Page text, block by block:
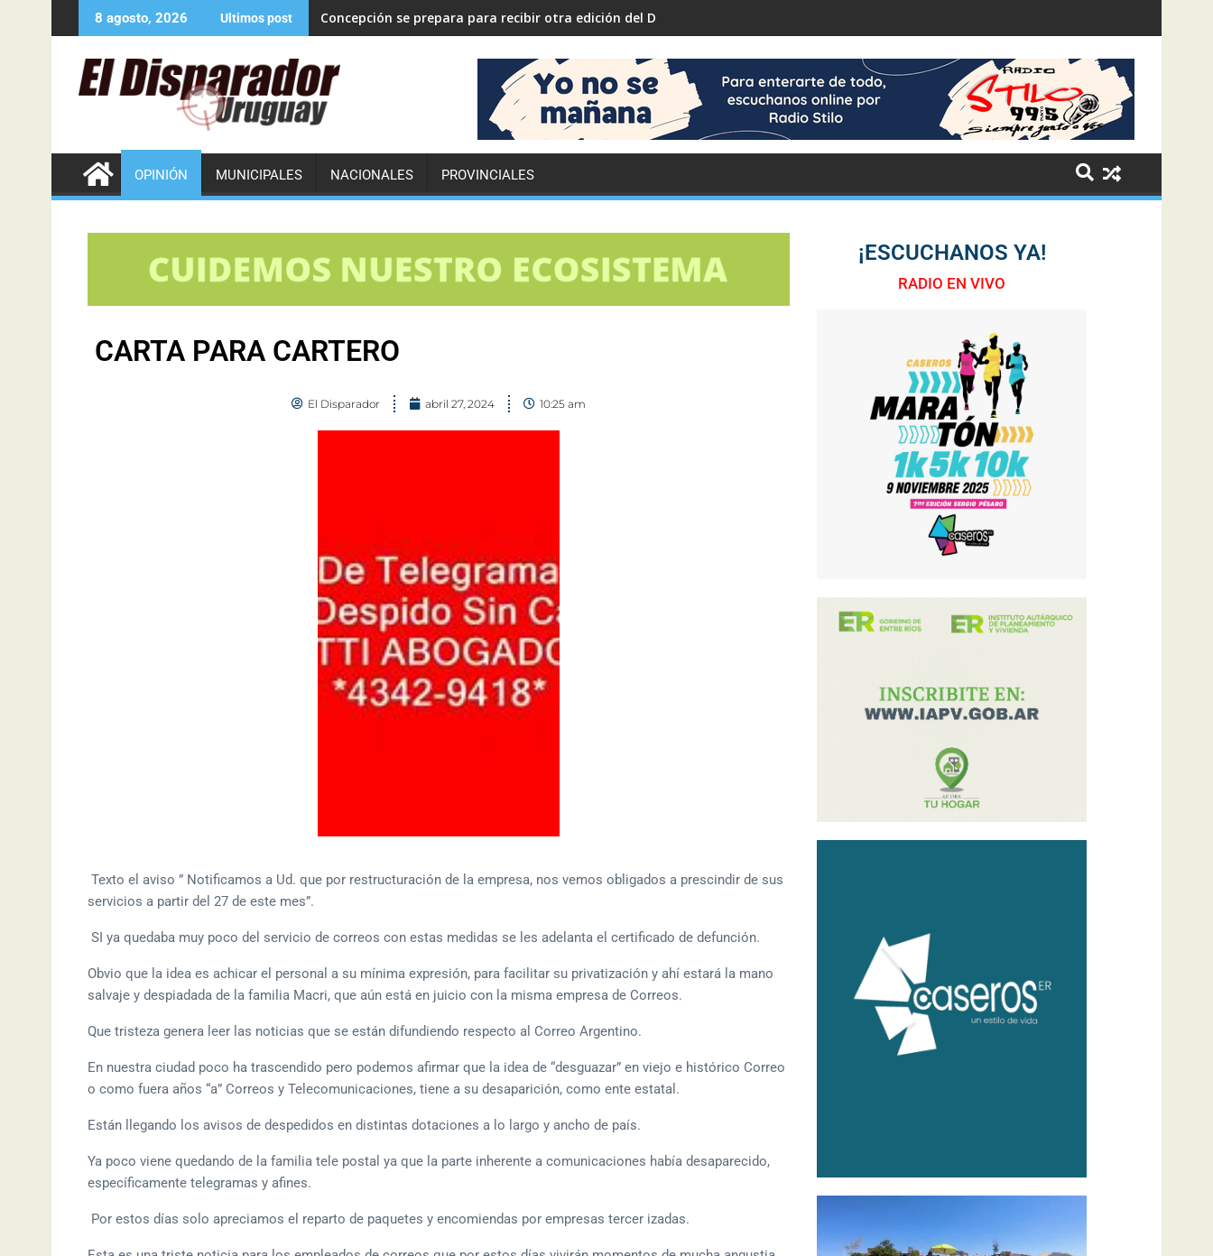
8 agosto, 2026 Ultimos post Concepción se prepara para recibir otra edición del Desafío ECO YPF
OPINIÓN MUNICIPALES NACIONALES PROVINCIALES
CARTA PARA CARTERO
El Disparador abril 27, 2024 10:25 am
Texto el aviso ” Notificamos a Ud. que por restructuración de la empresa, nos vemos obligados a prescindir de sus
servicios a partir del 27 de este mes”.
SI ya quedaba muy poco del servicio de correos con estas medidas se les adelanta el certificado de defunción.
Obvio que la idea es achicar el personal a su mínima expresión, para facilitar su privatización y ahí estará la mano
salvaje y despiadada de la familia Macri, que aún está en juicio con la misma empresa de Correos.
Que tristeza genera leer las noticias que se están difundiendo respecto al Correo Argentino.
En nuestra ciudad poco ha trascendido pero podemos afirmar que la idea de “desguazar” en viejo e histórico Correo
o como fuera años “a” Correos y Telecomunicaciones, tiene a su desaparición, como ente estatal.
Están llegando los avisos de despedidos en distintas dotaciones a lo largo y ancho de país.
Ya poco viene quedando de la familia tele postal ya que la parte inherente a comunicaciones había desaparecido,
específicamente telegramas y afines.
Por estos días solo apreciamos el reparto de paquetes y encomiendas por empresas tercer izadas.
¡ESCUCHANOS YA!
RADIO EN VIVO